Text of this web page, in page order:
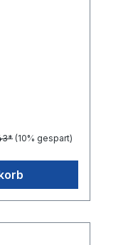
(10% gespart)